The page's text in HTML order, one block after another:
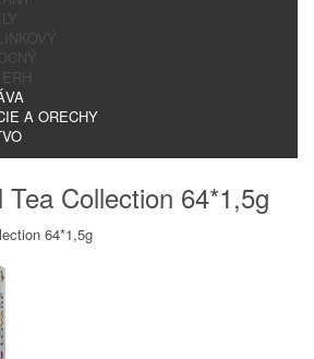
A ORECHY
Tea Collection 64*1,5g